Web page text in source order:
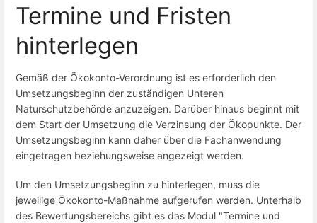
Termine und Fristen
hinterlegen
Gemäß der Ökokonto-Verordnung ist es erforderlich den
Umsetzungsbeginn der zuständigen Unteren
Naturschutzbehörde anzuzeigen. Darüber hinaus beginnt mit
dem Start der Umsetzung die Verzinsung der Ökopunkte. Der
Umsetzungsbeginn kann daher über die Fachanwendung
eingetragen beziehungsweise angezeigt werden.
Um den Umsetzungsbeginn zu hinterlegen, muss die
jeweilige Ökokonto-Maßnahme aufgerufen werden. Unterhalb
des Bewertungsbereichs gibt es das Modul "Termine und